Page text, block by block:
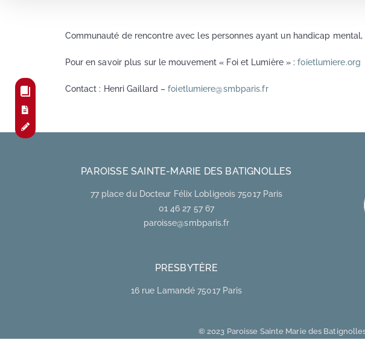
Communauté de rencontre avec les personnes ayant un handicap
Pour en savoir plus sur le mouvement « Foi et Lumière » :foietlumiere.org
Contact : Henri Gaillard –foietlumiere@smbparis.fr
PAROISSE SAINTE-MARIE DES BATIGNOLLES
77 place du Docteur Félix Lobligeois 75017 Paris
01 46 27 57 67
paroisse@smbparis.fr
PRESBYTÈRE
16 rue Lamandé 75017 Paris
© 2023 Paroisse Sainte Marie des